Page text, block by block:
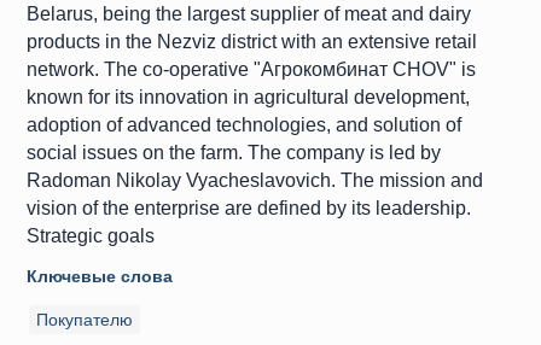
Belarus, being the largest supplier of meat and dairy
products in the Nezviz district with an extensive retail
network. The co-operative "Агрокомбинат СНОV" is
known for its innovation in agricultural development,
adoption of advanced technologies, and solution of
social issues on the farm. The company is led by
Radoman Nikolay Vyacheslavovich. The mission and
vision of the enterprise are defined by its leadership.
Strategic goals
Ключевые слова
Покупателю